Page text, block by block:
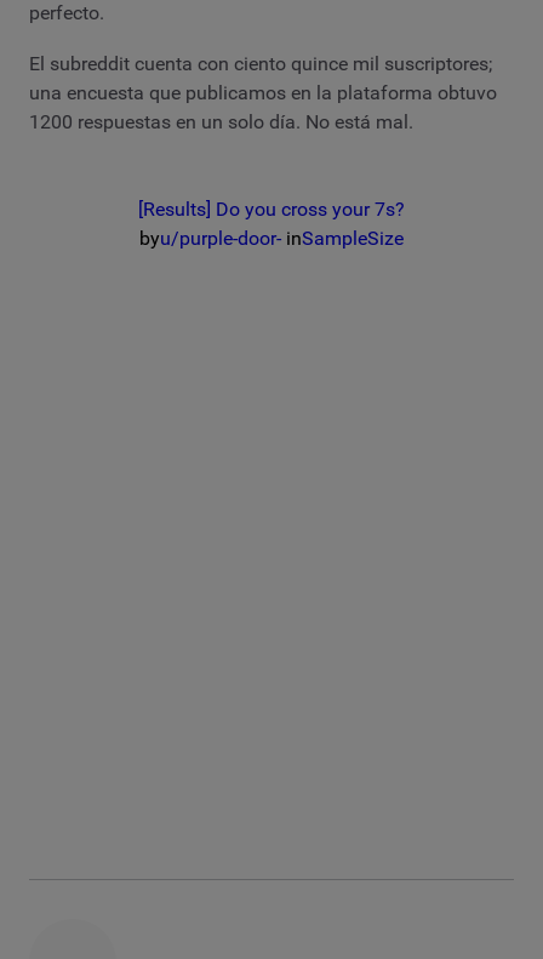
perfecto.
El subreddit cuenta con ciento quince mil suscriptores;
una encuesta que publicamos en la plataforma obtuvo
1200 respuestas en un solo día. No está mal.
[Results] Do you cross your 7s?
byu/purple-door- inSampleSize